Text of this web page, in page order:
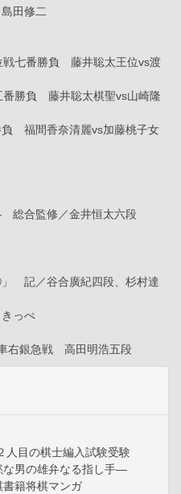
田修二
戦七番勝負 藤井聡太王位vs渡
番勝負 藤井聡太棋聖vs山崎隆
負 福間香奈清麗vs加藤桃子女
合監修／金井恒太六段
記／谷合廣紀四段、杉村達
っぺ
右銀急戦 高田明浩五段
人目の棋士編入試験受験
男の雄弁なる指し手—
籍将棋マンガ